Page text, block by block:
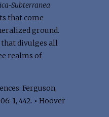
Subterranea
that come
ground.
divulges all
realms of
Ferguson,
1, 442. • Hoover